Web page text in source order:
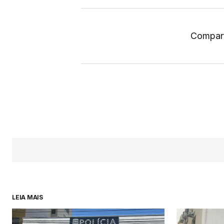
LEIA MAIS